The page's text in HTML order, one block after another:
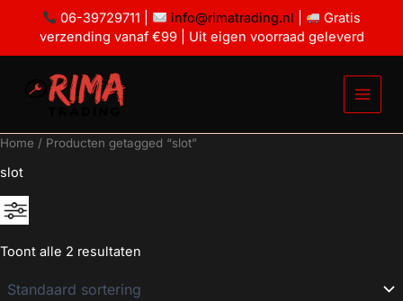
06-39729711 | info@rimatrading.nl
Gratis
verzending vanaf €99 | Uit eigen voorraad geleverd
Home / Producten getagged “slot”
slot
Toont alle 2 resultaten